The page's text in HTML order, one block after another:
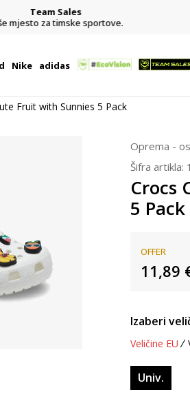
Team Sales
mjesto za timske sportove.
Nike adidas
Fruit with Sunnies 5 Pack
Oprema -
Šifra artikla:
Crocs
5 Pack
OFFER
11,89
Izaberi
Veličine EU
Univ.